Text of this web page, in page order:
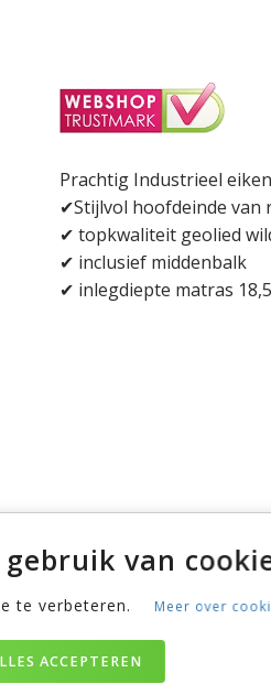
Prachtig Industrieel
✔Stijlvol hoofdeinde van
✔ topkwaliteit geolied
✔ inclusief middenbalk
✔ inlegdiepte matras
van
te verbeteren. Meer over
ACCEPTEREN